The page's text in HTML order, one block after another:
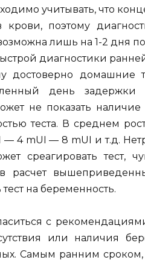
учитывать, что
поэтому
лишь на 1-2 дня
диагностики
достоверно домашние
день задержки
не показать наличие
теста. В среднем
4 mUI — 8 mUI и т.д.
среагировать тест,
расчет
на беременность.
с
или наличия
Самым ранним сроком,